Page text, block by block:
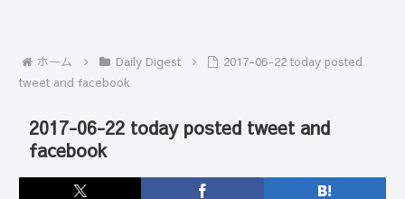
ホーム Daily Digest
2017-06-22 today posted
tweet and facebook
2017-06-22 today posted tweet and
facebook